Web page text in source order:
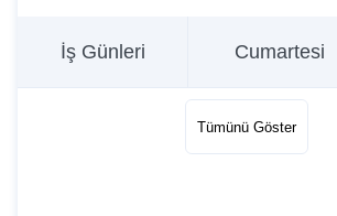
İş Günleri Cumartesi
Tümünü Göster